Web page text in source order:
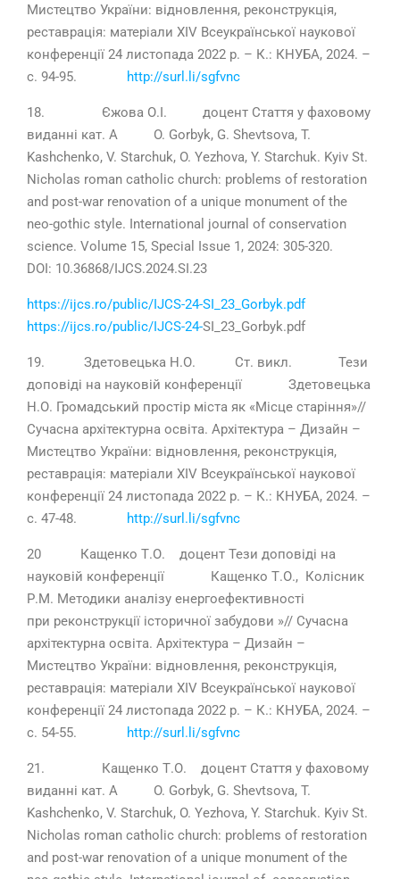
Мистецтво України: відновлення, реконструкція,
реставрація: матеріали ХІV Всеукраїнської наукової
конференції 24 листопада 2022 р. – К.: КНУБА, 2024. –
с. 94-95.
http://surl.li/sgfvnc
18. Єжова О.І. доцент Стаття у фаховому
виданні кат. А O. Gorbyk, G. Shevtsova, T.
Kashchenko, V. Starchuk, O. Yezhova, Y. Starchuk. Kyiv St.
Nicholas roman catholic church: problems of restoration
and post-war renovation of a unique monument of the
neo-gothic style. International journal of conservation
science. Volume 15, Special Issue 1, 2024: 305-320.
DOI: 10.36868/IJCS.2024.SI.23
https://ijcs.ro/public/IJCS-24-SI_23_Gorbyk.pdf
https://ijcs.ro/public/IJCS-24-SI_23_Gorbyk.pdf
19. Здетовецька Н.О. Ст. викл. Тези
доповіді на науковій конференції Здетовецька
Н.О. Громадський простір міста як «Місце старіння»//
Сучасна архітектурна освіта. Архітектура – Дизайн –
Мистецтво України: відновлення, реконструкція,
реставрація: матеріали ХІV Всеукраїнської наукової
конференції 24 листопада 2022 р. – К.: КНУБА, 2024. –
с. 47-48.
http://surl.li/sgfvnc
20 Кащенко Т.О. доцент Тези доповіді на
науковій конференції Кащенко Т.О., Колісник
Р.М. Методики аналізу енергоефективності
при реконструкції історичної забудови »// Сучасна
архітектурна освіта. Архітектура – Дизайн –
Мистецтво України: відновлення, реконструкція,
реставрація: матеріали ХІV Всеукраїнської наукової
конференції 24 листопада 2022 р. – К.: КНУБА, 2024. –
с. 54-55.
http://surl.li/sgfvnc
21. Кащенко Т.О. доцент Стаття у фаховому
виданні кат. А O. Gorbyk, G. Shevtsova, T.
Kashchenko, V. Starchuk, O. Yezhova, Y. Starchuk. Kyiv St.
Nicholas roman catholic church: problems of restoration
and post-war renovation of a unique monument of the